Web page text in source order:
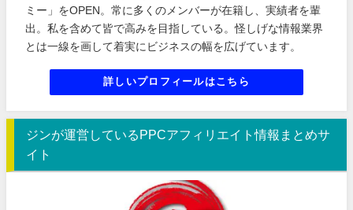
ミー」をOPEN。常に多くのメンバーが在籍し、実績者を輩
出。私を含めて皆で高みを目指している。怪しげな情報業界
とは一線を画して着実にビジネスの幅を広げています。
詳しいプロフィールはこちら
ジンが運営しているPPCアフィリエイト情報まとめサ
イト